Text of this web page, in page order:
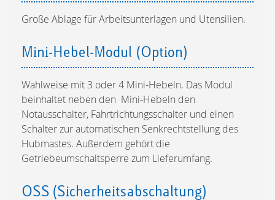
Große Ablage für Arbeitsunterlagen und Utensilien.
Mini-Hebel-Modul (Option)
Wahlweise mit 3 oder 4 Mini-Hebeln. Das Modul
beinhaltet neben den Mini-Hebeln den
Notausschalter, Fahrtrichtungsschalter und einen
Schalter zur automatischen Senkrechtstellung des
Hubmastes. Außerdem gehört die
Getriebeumschaltsperre zum Lieferumfang.
OSS (Sicherheitsabschaltung)